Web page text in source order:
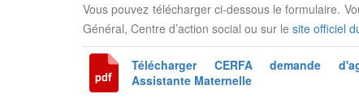
Vous pouvez télécharger ci-dessous le formulaire.
Général, Centre d’action social ou sur le site officiel
Télécharger CERFA demande
Assistante Maternelle